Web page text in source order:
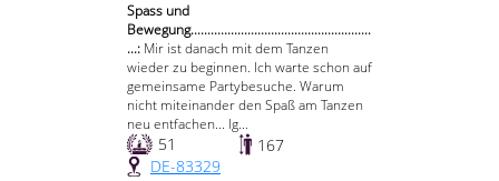
Spass und
Bewegung......................................................
...: Mir ist danach mit dem Tanzen
wieder zu beginnen. Ich warte schon auf
gemeinsame Partybesuche. Warum
nicht miteinander den Spaß am Tanzen
neu entfachen... lg...
51
167
DE-83329